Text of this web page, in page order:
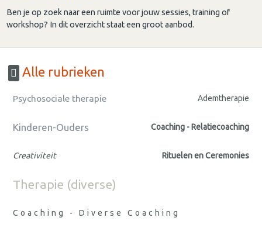
Ben je op zoek naar een ruimte voor jouw sessies, training of
workshop? In dit overzicht staat een groot aanbod.
Alle rubrieken
Psychosociale therapie Ademtherapie
Kinderen-Ouders Coaching - Relatiecoaching
Creativiteit Rituelen en Ceremonies
Therapie (diverse)
Coaching - Diverse Coaching